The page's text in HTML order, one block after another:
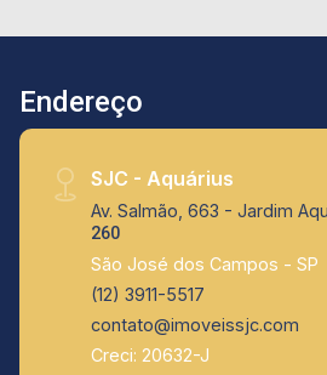
Endereço
SJC - Aquárius
Av. Salmão, 663 - Jardim
260
São José dos Campos - SP
(12) 3911-5517
contato@imoveissjc.com
Creci: 20632-J